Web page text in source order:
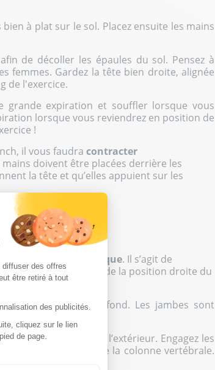
diffuser des offres
être retiré à tout
des publicités.
cliquez sur le lien
de page.
à plat sur le sol. Placez ensuite les mains
de décoller les épaules du sol. Pensez à
femmes. Gardez la tête bien droite, alignée
de l'exercice.
grande expiration et souffler lorsque vous
lorsque vous reviendrez en position de
!
il vous faudra contracter
mains doivent être placées derrière les
la tête et qu’elles appuient sur les
est le crunch oblique. Il s’agit de
au maintien de la position droite du
le visage vers le plafond. Les jambes sont
ancrés au sol.
les coudes vers l’extérieur. Engagez les
se rapprocher de la colonne vertébrale.